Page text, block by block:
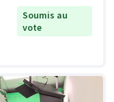
Soumis au
vote